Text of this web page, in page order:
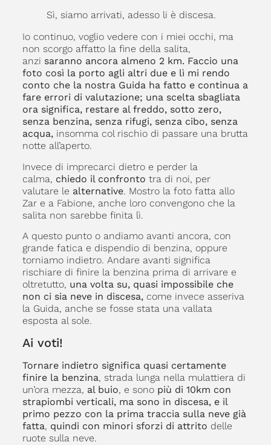
Sì, siamo arrivati, adesso li è discesa.
Io continuo, voglio vedere con i miei occhi, ma
non scorgo affatto la fine della salita,
anzi saranno ancora almeno 2 km. Faccio una
foto così la porto agli altri due e lì mi rendo
conto che la nostra Guida ha fatto e continua a
fare errori di valutazione; una scelta sbagliata
ora significa, restare al freddo, sotto zero,
senza benzina, senza rifugi, senza cibo, senza
acqua,insomma col rischio di passare una brutta
notte all’aperto.
Invece di imprecarci dietro e perder la
calma, chiedo il confronto tra di noi, per
valutare le alternative. Mostro la foto fatta allo
Zar e a Fabione, anche loro convengono che la
salita non sarebbe finita lì.
A questo punto o andiamo avanti ancora, con
grande fatica e dispendio di benzina, oppure
torniamo indietro. Andare avanti significa
rischiare di finire la benzina prima di arrivare e
oltretutto, una volta su, quasi impossibile che
non ci sia neve in discesa,come invece asseriva
la Guida, anche se fosse stata una vallata
esposta al sole.
Ai voti!
Tornare indietro significa quasi certamente
finire la benzina, strada lunga nella mulattiera di
un’ora mezza, al buio, e sono più di 10km con
strapiombi verticali, ma sono in discesa, e il
primo pezzo con la prima traccia sulla neve già
fatta, quindi con minori sforzi di attrito delle
ruote sulla neve.